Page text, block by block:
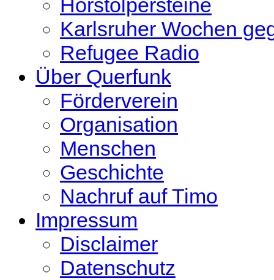
Hörstolpersteine
Karlsruher Wochen
Refugee Radio
Über Querfunk
Förderverein
Organisation
Menschen
Geschichte
Nachruf auf Timo
Impressum
Disclaimer
Datenschutz